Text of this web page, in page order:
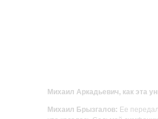
Михаил Аркадьевич, как эта
Михаил Брызгалов: Ее